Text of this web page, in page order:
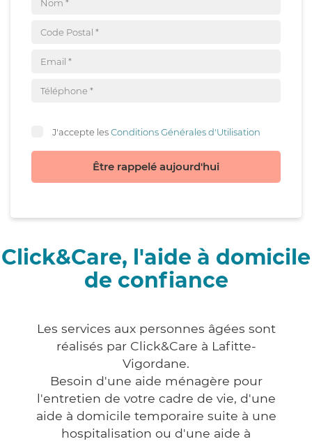
J'accepte lesConditions Générales d'Utilisation
Être rappelé aujourd'hui
Click&Care, l'aide à domicile
de confiance
Les services aux personnes âgées sont
réalisés par Click&Care à Lafitte-
Vigordane.
Besoin d'une aide ménagère pour
l'entretien de votre cadre de vie, d'une
aide à domicile temporaire suite à une
hospitalisation ou d'une aide à